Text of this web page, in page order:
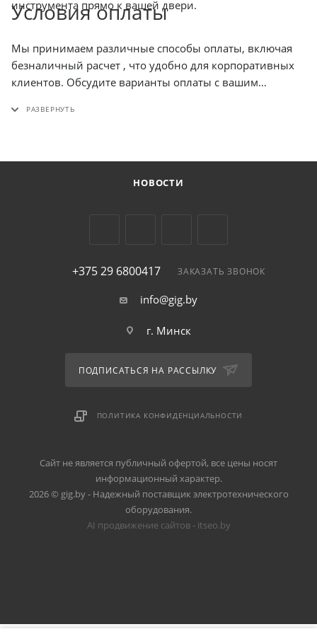
инструмента прямо к вашей двери.
Условия оплаты
Мы принимаем различные способы оплаты, включая
безналичный расчет , что удобно для корпоративных
клиентов. Обсудите варианты оплаты с вашим
ваших задач – ключевой фактор успеха. Тщательно
этот мощный и универсальный инструмент!
НОВОСТИ
+375 29 6800417 ЗАКАЗАТЬ ЗВОНОК
info@gig.by
г. Минск
ПОДПИСАТЬСЯ НА РАССЫЛКУ
ПОЛИТИКА КОНФИДЕНЦИАЛЬНОСТИ
Сайт не является публичный офертой, все цены носят
информационный характер.
2026 © gig.by - Надежный поставщик электротехнического
оборудования.
AI продвижение сайтов - itseo.by